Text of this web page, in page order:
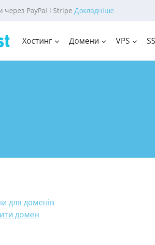
PayPal і Stripe Докладніше
Хостинг Домени VPS
для доменів
домен